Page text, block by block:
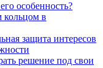
особенность?
кольцом в
защита интересов
решение под свои